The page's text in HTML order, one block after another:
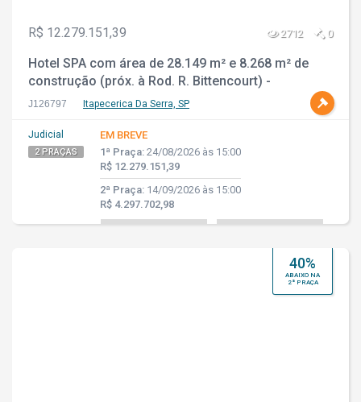
R$ 12.279.151,39 2712 0
Hotel SPA com área de 28.149 m² e 8.268 m² de
construção (próx. à Rod. R. Bittencourt) -
Itapecerica da Serra - SP
J126797 Itapecerica Da Serra, SP
Judicial
2 PRAÇAS
EM BREVE
1ª Praça: 24/08/2026 às 15:00
R$ 12.279.151,39
2ª Praça: 14/09/2026 às 15:00
R$ 4.297.702,98
40%
ABAIXO NA
2ª PRAÇA